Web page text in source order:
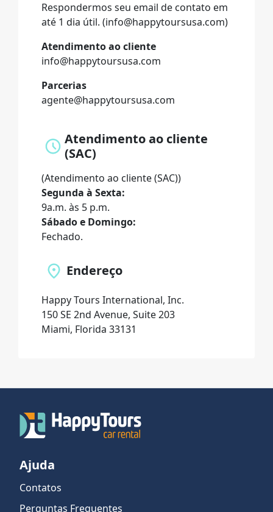
Respondermos seu email de contato em
até 1 dia útil. (info@happytoursusa.com)
Atendimento ao cliente
info@happytoursusa.com
Parcerias
agente@happytoursusa.com
Atendimento ao cliente
(SAC)
(Atendimento ao cliente (SAC))
Segunda à Sexta:
9a.m. às 5 p.m.
Sábado e Domingo:
Fechado.
Endereço
Happy Tours International, Inc.
150 SE 2nd Avenue, Suite 203
Miami, Florida 33131
Ajuda
Contatos
Perguntas Frequentes